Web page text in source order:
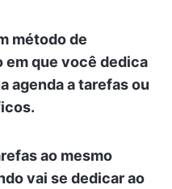
método de
que você dedica
agenda a tarefas ou
ao mesmo
vai se dedicar ao